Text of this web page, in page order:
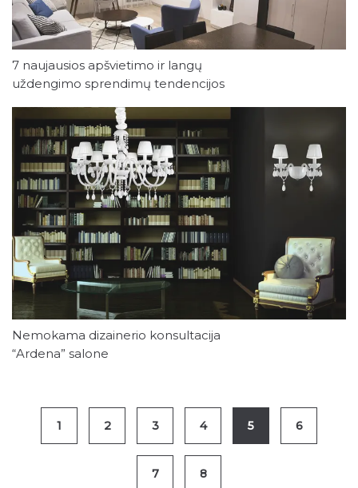
7 naujausios apšvietimo ir langų
uždengimo sprendimų tendencijos
Nemokama dizainerio konsultacija
“Ardena” salone
1 2 3 4 5 6
7 8